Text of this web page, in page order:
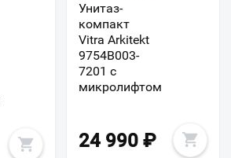
Унитаз-
компакт
Vitra Arkitekt
9754B003-
7201 с
микролифтом
24 990 ₽